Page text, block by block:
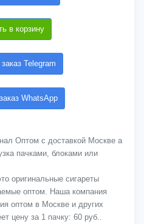
в корзину
Telegram
WhatsApp
Оптом с доставкой Москве а
пачками, блоками или
оригинальные сигареты
оптом. Наша компания
оптом в Москве и других
цену за 1 пачку: 60 руб..